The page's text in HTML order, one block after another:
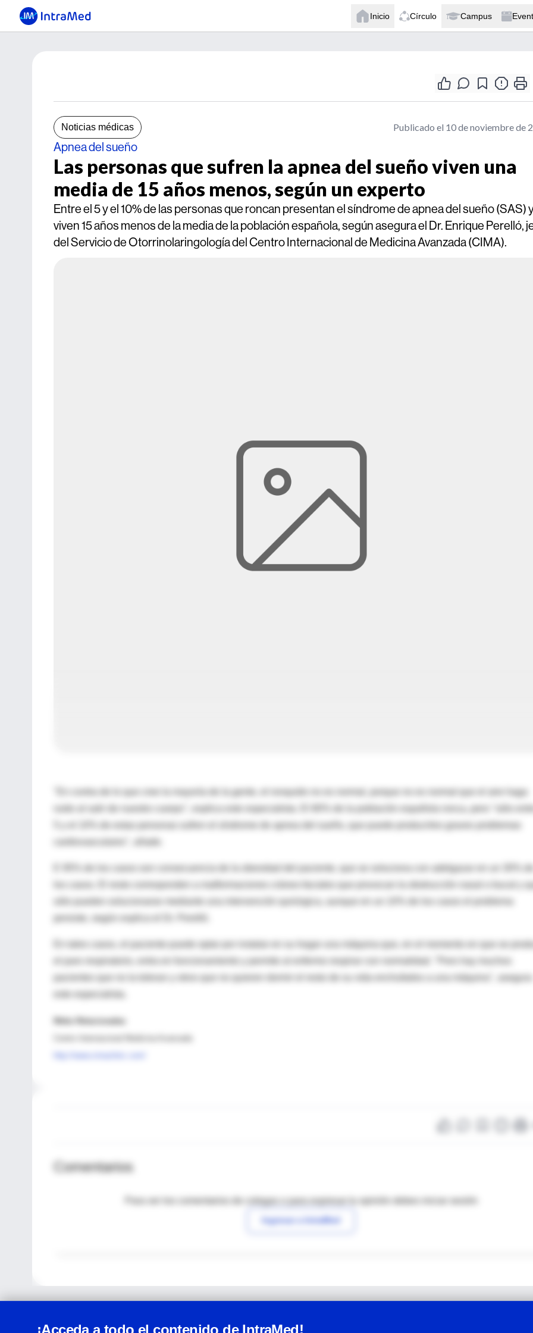
Inicio Círculo Campus
Noticias médicas Publicado el 10 de noviembre de
Apnea del sueño
Las personas que sufren la apnea del sueño viven una
media de 15 años menos, según un experto
Entre el 5 y el 10% de las personas que roncan presentan el síndrome de apnea del sueño (SAS)
viven 15 años menos de la media de la población española, según asegura el Dr. Enrique Perelló,
del Servicio de Otorrinolaringología del Centro Internacional de Medicina Avanzada (CIMA).
"En contra de lo que cree la mayoría de la gente, el ronquido no es normal, porque no es normal que el aire haga
ruido al salir de nuestro cuerpo", explica este especialista. El 80% de la población española ronca, pero "sólo
5 y el 10% de estas personas sufren el síndrome de apnea del sueño, que puede producirles graves problemas
E 95% de los casos son consecuencia de la obesidad del paciente, que se soluciona con adelgazar en un 30% de
sólo pueden solucionarse mediante una intervención quirúrgica, aunque en un 10% de los casos el problema
persiste, según explica el Dr. Perelló.
En tales casos, el paciente puede optar por instalar en su hogar una máquina que, en el momento en que se
pacientes que no la toleran y otros que no quieren dormir el resto de su vida enchufados a una máquina", asegura
Webs Relacionadas
Comentarios
Para ver los comentarios de colegas o para expresar tu opinión debes iniciar sesión
Ingresar a IntraMed
¡Acceda a todo el contenido de IntraMed!